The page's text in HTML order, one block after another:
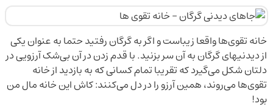
خانه تقوی‌ها واقعا زیباست و اگر به گرگان رفتید حتما به عنوان یکی
از دیدنیهای گرگان به آن سر بزنید. با قدم زدن در آن بی‌شک آرزویی در
دلتان شکل می‌گیرد که تقریبا تمام کسانی که به بازدید از خانه
تقوی‌ها می‌روند، همین آرزو را در دل می‌کنند: کاش این خانه مال من
بود!